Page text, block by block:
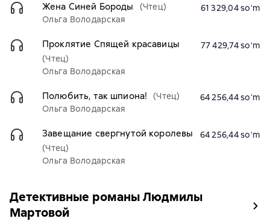
Жена Синей Бороды
(Чтец)
Ольга Володарская
61 329,04 soʻm
Проклятие Спящей красавицы
(Чтец)
Ольга Володарская
77 429,74 soʻm
Полюбить, так шпиона!
(Чтец)
Ольга Володарская
64 256,44 soʻm
Завещание свергнутой королевы
(Чтец)
Ольга Володарская
64 256,44 soʻm
Детективные романы Людмилы
Мартовой